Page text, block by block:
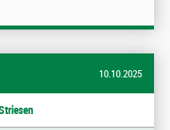
10.10.2025